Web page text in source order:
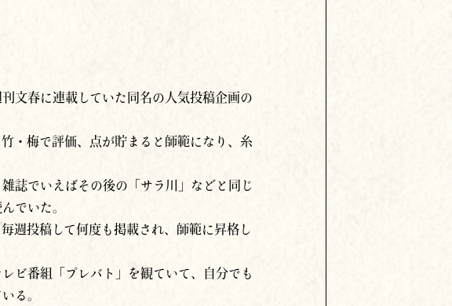
文春に連載していた同名の人気投稿企画の
・梅で評価、点が貯まると師範になり、糸
誌でいえばその後の「サラ川」などと同じ
でいた。
週投稿して何度も掲載され、師範に昇格し
ビ番組「プレバト」を観ていて、自分でも
る。